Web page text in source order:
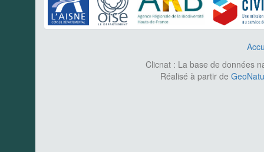
Clicnat : La base de données
Réalisé à partir de